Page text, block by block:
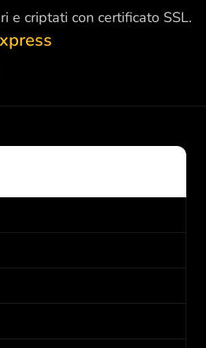
e criptati con certificato SSL.